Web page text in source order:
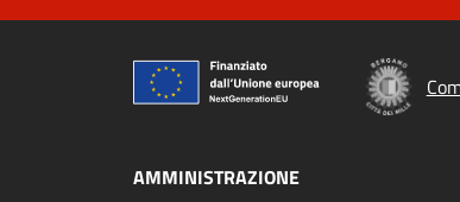
AMMINISTRAZIONE